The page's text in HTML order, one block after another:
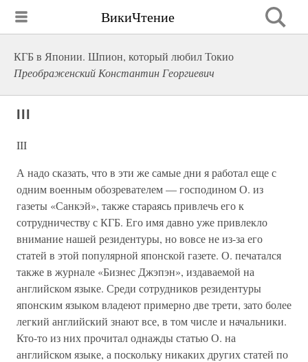
ВикиЧтение
КГБ в Японии. Шпион, который любил Токио
Преображенский Константин Георгиевич
III
III
А надо сказать, что в эти же самые дни я работал еще с
одним военным обозревателем — господином О. из
газеты «Санкэй», также стараясь привлечь его к
сотрудничеству с КГБ. Его имя давно уже привлекло
внимание нашей резидентуры, но вовсе не из-за его
статей в этой популярной японской газете. О. печатался
также в журнале «Бизнес Джэпэн», издаваемой на
английском языке. Среди сотрудников резидентуры
японским языком владеют примерно две трети, зато более
легкий английский знают все, в том числе и начальники.
Кто-то из них прочитал однажды статью О. на
английском языке, а поскольку никаких других статей по